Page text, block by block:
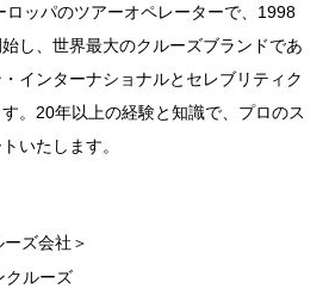
ッパのツアーオペレーターで、1998
し、世界最大のクルーズブランドであ
インターナショナルとセレブリティク
。20年以上の経験と知識で、プロのス
いたします。
ズ会社＞
クルーズ